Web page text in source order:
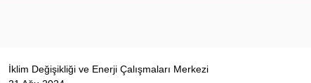
İklim Değişikliği ve Enerji Çalışmaları Merkezi